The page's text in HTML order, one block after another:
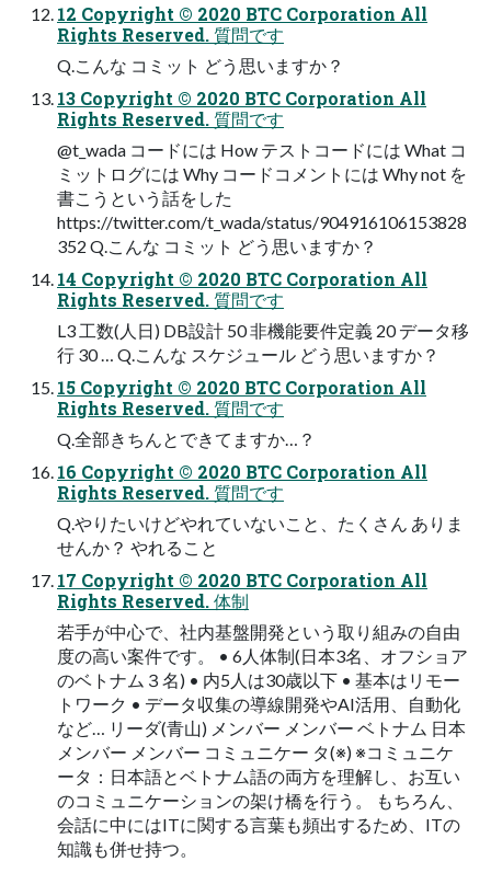
12 Copyright © 2020 BTC Corporation All
Rights Reserved. 質問です
Q.こんな コミット どう思いますか？
13 Copyright © 2020 BTC Corporation All
Rights Reserved. 質問です
@t_wada コードには How テストコードには What コ
ミットログには Why コードコメントには Why not を
書こうという話をした
https://twitter.com/t_wada/status/904916106153828
352 Q.こんな コミット どう思いますか？
14 Copyright © 2020 BTC Corporation All
Rights Reserved. 質問です
L3 工数(人日) DB設計 50 非機能要件定義 20 データ移
行 30 … Q.こんな スケジュール どう思いますか？
15 Copyright © 2020 BTC Corporation All
Rights Reserved. 質問です
Q.全部きちんとできてますか…？
16 Copyright © 2020 BTC Corporation All
Rights Reserved. 質問です
Q.やりたいけどやれていないこと、たくさん ありま
せんか？ やれること
17 Copyright © 2020 BTC Corporation All
Rights Reserved. 体制
若手が中心で、社内基盤開発という取り組みの自由
度の高い案件です。 • 6人体制(日本3名、オフショア
のベトナム３名) • 内5人は30歳以下 • 基本はリモー
トワーク • データ収集の導線開発やAI活用、自動化
など… リーダ(青山) メンバー メンバー ベトナム 日本
メンバー メンバー コミュニケー タ(※) ※コミュニケ
ータ：日本語とベトナム語の両方を理解し、お互い
のコミュニケーションの架け橋を行う。 もちろん、
会話に中にはITに関する言葉も頻出するため、ITの
知識も併せ持つ。